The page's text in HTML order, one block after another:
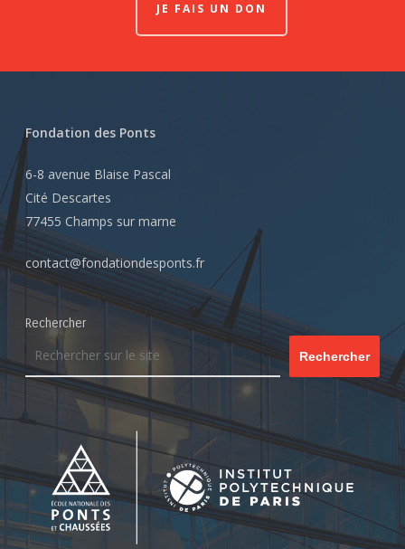
JE FAIS UN DON
Fondation des Ponts
6-8 avenue Blaise Pascal
Cité Descartes
77455 Champs sur marne
contact@fondationdesponts.fr
Rechercher
Rechercher